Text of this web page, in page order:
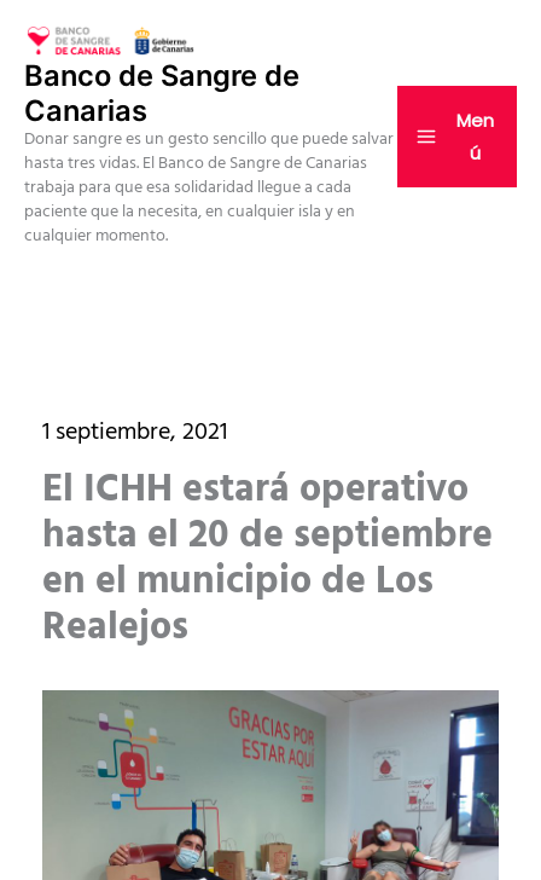
contenido
Banco de Sangre de
Canarias
Donar sangre es un gesto sencillo que puede salvar
hasta tres vidas. El Banco de Sangre de Canarias
trabaja para que esa solidaridad llegue a cada
paciente que la necesita, en cualquier isla y en
cualquier momento.
Men
ú
1 septiembre, 2021
El ICHH estará operativo
hasta el 20 de septiembre
en el municipio de Los
Realejos